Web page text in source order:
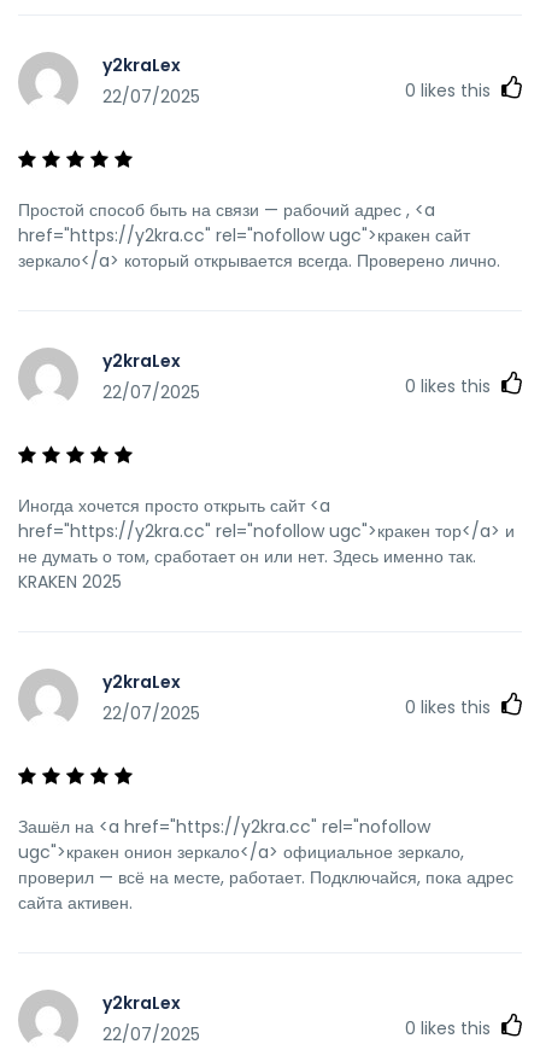
y2kraLex
22/07/2025
0 likes this
Простой способ быть на связи — рабочий адрес , <a
href="https://y2kra.cc" rel="nofollow ugc">кракен сайт
зеркало</a> который открывается всегда. Проверено лично.
y2kraLex
22/07/2025
0 likes this
Иногда хочется просто открыть сайт <a
href="https://y2kra.cc" rel="nofollow ugc">кракен тор</a> и
не думать о том, сработает он или нет. Здесь именно так.
KRAKEN 2025
y2kraLex
22/07/2025
0 likes this
Зашёл на <a href="https://y2kra.cc" rel="nofollow
ugc">кракен онион зеркало</a> официальное зеркало,
проверил — всё на месте, работает. Подключайся, пока адрес
сайта активен.
y2kraLex
22/07/2025
0 likes this